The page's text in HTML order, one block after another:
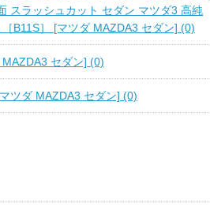
スラッシュカット セダン マツダ3 高純
B11S］ [マツダ MAZDA3 セダン] (0)
セダン] (0)
ツダ MAZDA3 セダン] (0)